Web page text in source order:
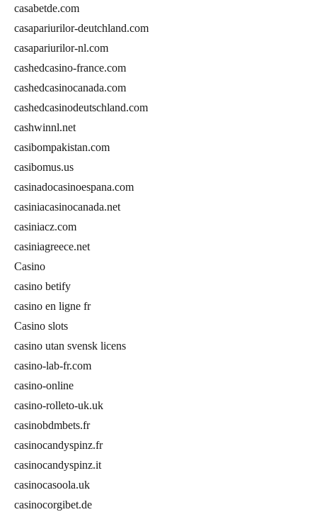
casabetde.com
casapariurilor-deutchland.com
casapariurilor-nl.com
cashedcasino-france.com
cashedcasinocanada.com
cashedcasinodeutschland.com
cashwinnl.net
casibompakistan.com
casibomus.us
casinadocasinoespana.com
casiniacasinocanada.net
casiniacz.com
casiniagreece.net
Casino
casino betify
casino en ligne fr
Casino slots
casino utan svensk licens
casino-lab-fr.com
casino-online
casino-rolleto-uk.uk
casinobdmbets.fr
casinocandyspinz.fr
casinocandyspinz.it
casinocasoola.uk
casinocorgibet.de